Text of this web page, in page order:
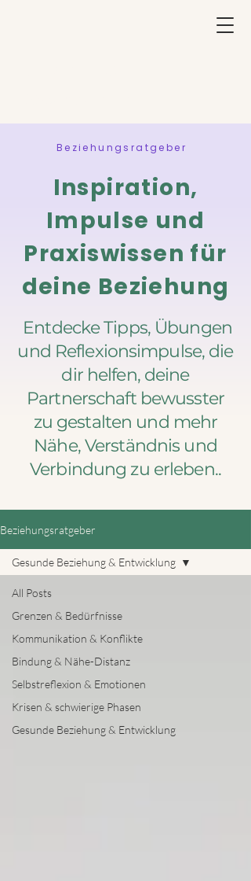
Beziehungsratgeber
Inspiration,
Impulse und
Praxiswissen für
deine Beziehung
Entdecke Tipps, Übungen
und Reflexionsimpulse, die
dir helfen, deine
Partnerschaft bewusster
zu gestalten und mehr
Nähe, Verständnis und
Verbindung zu erleben..
Beziehungsratgeber
All Posts
Grenzen & Bedürfnisse
Kommunikation & Konflikte
Bindung & Nähe-Distanz
Selbstreflexion & Emotionen
Krisen & schwierige Phasen
Gesunde Beziehung & Entwicklung
Gesunde Beziehung & Entwicklung